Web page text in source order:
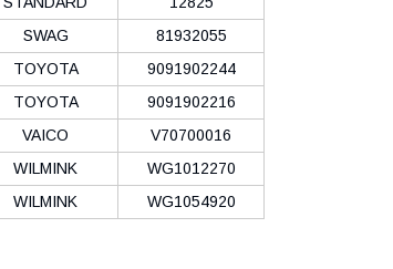
SWAG
81932055
TOYOTA
9091902244
TOYOTA
9091902216
VAICO
V70700016
WILMINK
WG1012270
WILMINK WG1054920